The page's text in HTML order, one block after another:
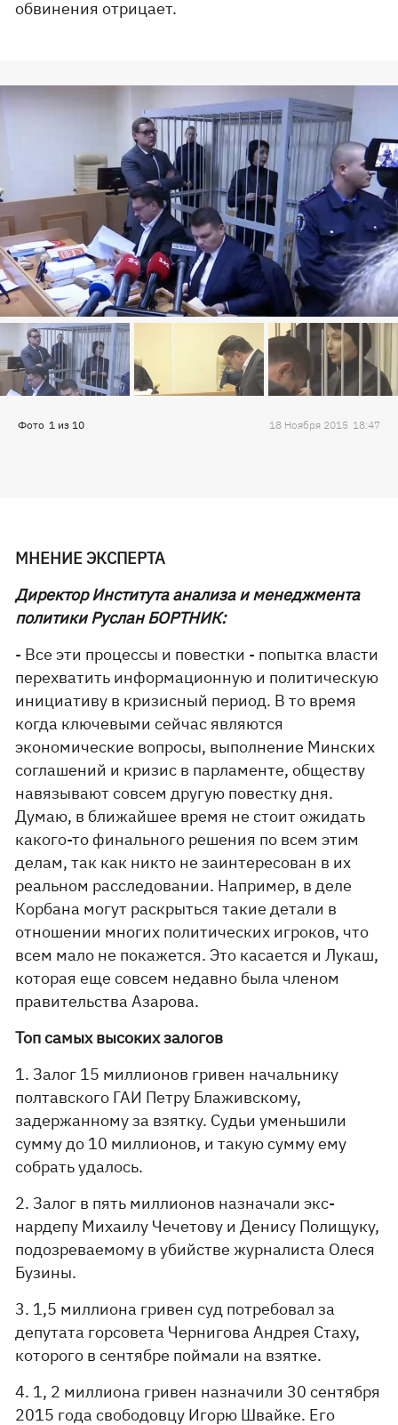
обвинения отрицает.
Фото 1 из 10 18 Ноября 2015 18:47
МНЕНИЕ ЭКСПЕРТА
Директор Института анализа и менеджмента
политики Руслан БОРТНИК:
- Все эти процессы и повестки - попытка власти
перехватить информационную и политическую
инициативу в кризисный период. В то время
когда ключевыми сейчас являются
экономические вопросы, выполнение Минских
соглашений и кризис в парламенте, обществу
навязывают совсем другую повестку дня.
Думаю, в ближайшее время не стоит ожидать
какого-то финального решения по всем этим
делам, так как никто не заинтересован в их
реальном расследовании. Например, в деле
Корбана могут раскрыться такие детали в
отношении многих политических игроков, что
всем мало не покажется. Это касается и Лукаш,
которая еще совсем недавно была членом
правительства Азарова.
Топ самых высоких залогов
1. Залог 15 миллионов гривен начальнику
полтавского ГАИ Петру Блаживскому,
задержанному за взятку. Судьи уменьшили
сумму до 10 миллионов, и такую сумму ему
собрать удалось.
2. Залог в пять миллионов назначали экс-
нардепу Михаилу Чечетову и Денису Полищуку,
подозреваемому в убийстве журналиста Олеся
Бузины.
3. 1,5 миллиона гривен суд потребовал за
депутата горсовета Чернигова Андрея Стаху,
которого в сентябре поймали на взятке.
4. 1, 2 миллиона гривен назначили 30 сентября
2015 года свободовцу Игорю Швайке. Его